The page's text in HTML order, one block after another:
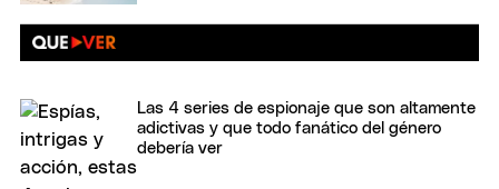
Las 4 series de espionaje que son altamente
adictivas y que todo fanático del género
debería ver